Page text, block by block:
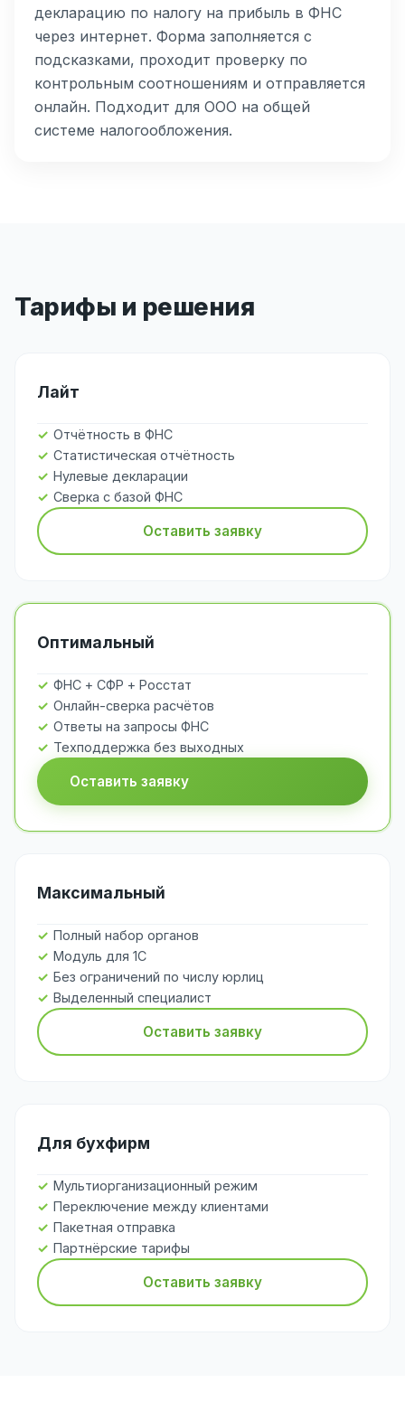
декларацию по налогу на прибыль в ФНС
через интернет. Форма заполняется с
подсказками, проходит проверку по
контрольным соотношениям и отправляется
онлайн. Подходит для ООО на общей
системе налогообложения.
Тарифы и решения
Лайт
Отчётность в ФНС
Статистическая отчётность
Нулевые декларации
Сверка с базой ФНС
Оставить заявку
Оптимальный
ФНС + СФР + Росстат
Онлайн-сверка расчётов
Ответы на запросы ФНС
Техподдержка без выходных
Оставить заявку
Максимальный
Полный набор органов
Модуль для 1С
Без ограничений по числу юрлиц
Выделенный специалист
Оставить заявку
Для бухфирм
Мультиорганизационный режим
Переключение между клиентами
Пакетная отправка
Партнёрские тарифы
Оставить заявку